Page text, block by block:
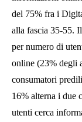
del 75% fra i
alla fascia 35-55.
per numero di
online (23% degli
consumatori
16% alterna i due
utenti cerca